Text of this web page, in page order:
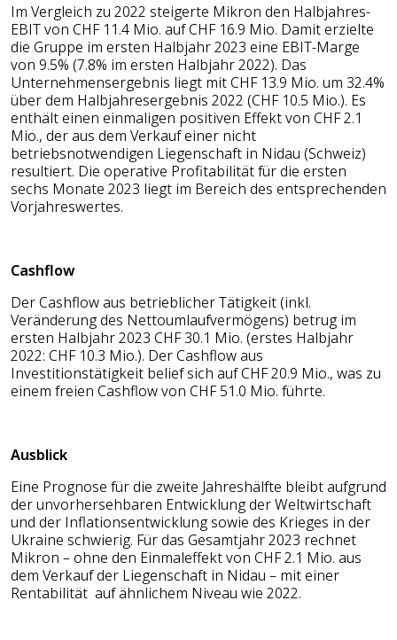
Im Vergleich zu 2022 steigerte Mikron den Halbjahres-
EBIT von CHF 11.4 Mio. auf CHF 16.9 Mio. Damit erzielte
die Gruppe im ersten Halbjahr 2023 eine EBIT-Marge
von 9.5% (7.8% im ersten Halbjahr 2022). Das
Unternehmensergebnis liegt mit CHF 13.9 Mio. um 32.4%
über dem Halbjahresergebnis 2022 (CHF 10.5 Mio.). Es
enthält einen einmaligen positiven Effekt von CHF 2.1
Mio., der aus dem Verkauf einer nicht
betriebsnotwendigen Liegenschaft in Nidau (Schweiz)
resultiert. Die operative Profitabilität für die ersten
sechs Monate 2023 liegt im Bereich des entsprechenden
Vorjahreswertes.
Cashflow
Der Cashflow aus betrieblicher Tätigkeit (inkl.
Veränderung des Nettoumlaufvermögens) betrug im
ersten Halbjahr 2023 CHF 30.1 Mio. (erstes Halbjahr
2022: CHF 10.3 Mio.). Der Cashflow aus
Investitionstätigkeit belief sich auf CHF 20.9 Mio., was zu
einem freien Cashflow von CHF 51.0 Mio. führte.
Ausblick
Eine Prognose für die zweite Jahreshälfte bleibt aufgrund
der unvorhersehbaren Entwicklung der Weltwirtschaft
und der Inflationsentwicklung sowie des Krieges in der
Ukraine schwierig. Für das Gesamtjahr 2023 rechnet
Mikron – ohne den Einmaleffekt von CHF 2.1 Mio. aus
dem Verkauf der Liegenschaft in Nidau – mit einer
Rentabilität auf ähnlichem Niveau wie 2022.